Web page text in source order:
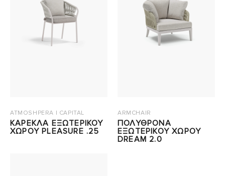
ATMOSHPERA | CAPITAL
ΚΑΡΕΚΛΑ ΕΞΩΤΕΡΙΚΟΥ
ΧΩΡΟΥ PLEASURE .25
ARMCHAIR
ΠΟΛΥΘΡΟΝΑ
ΕΞΩΤΕΡΙΚΟΥ ΧΩΡΟΥ
DREAM 2.0